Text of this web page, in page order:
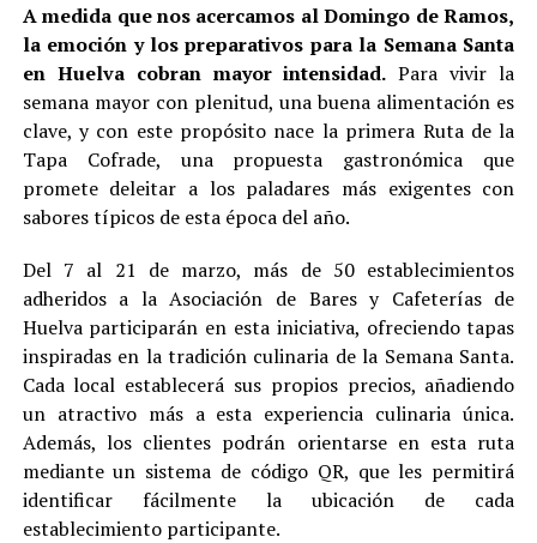
A medida que nos acercamos al Domingo de Ramos,
la emoción y los preparativos para la Semana Santa
en Huelva cobran mayor intensidad. Para vivir la
semana mayor con plenitud, una buena alimentación es
clave, y con este propósito nace la primera Ruta de la
Tapa Cofrade, una propuesta gastronómica que
promete deleitar a los paladares más exigentes con
sabores típicos de esta época del año.
Del 7 al 21 de marzo, más de 50 establecimientos
adheridos a la Asociación de Bares y Cafeterías de
Huelva participarán en esta iniciativa, ofreciendo tapas
inspiradas en la tradición culinaria de la Semana Santa.
Cada local establecerá sus propios precios, añadiendo
un atractivo más a esta experiencia culinaria única.
Además, los clientes podrán orientarse en esta ruta
mediante un sistema de código QR, que les permitirá
identificar fácilmente la ubicación de cada
establecimiento participante.